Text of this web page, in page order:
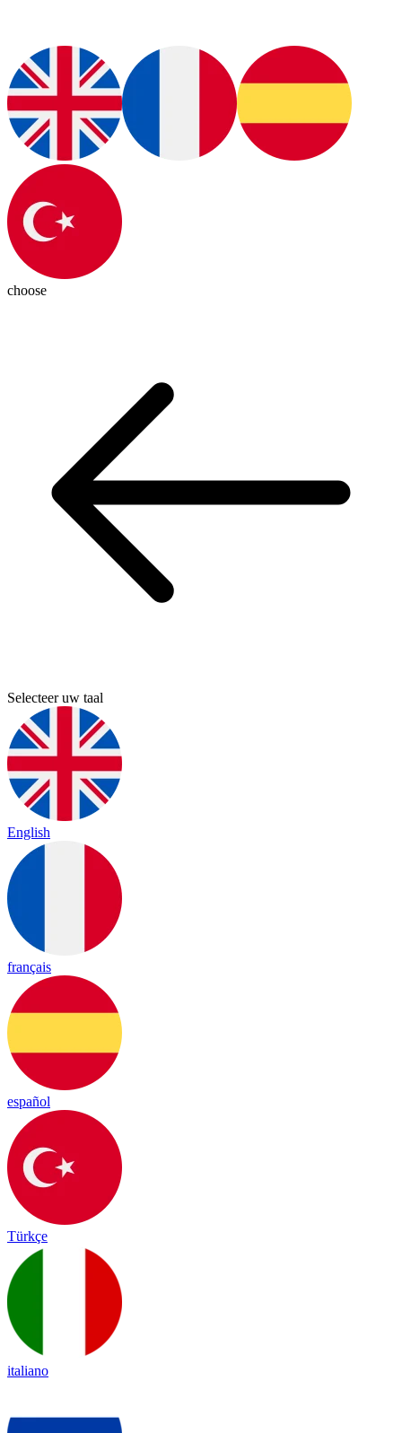
choose
Selecteer uw taal
English
français
español
Türkçe
italiano